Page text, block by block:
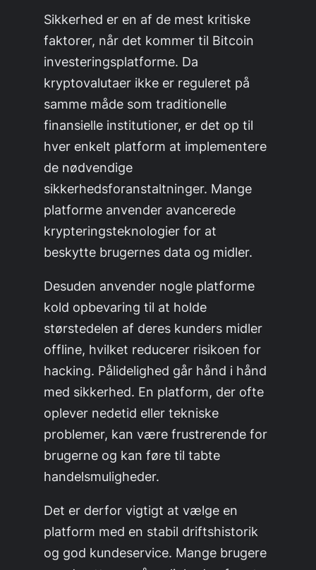
Sikkerhed er en af de mest kritiske
faktorer, når det kommer til Bitcoin
investeringsplatforme. Da
kryptovalutaer ikke er reguleret på
samme måde som traditionelle
finansielle institutioner, er det op til
hver enkelt platform at implementere
de nødvendige
sikkerhedsforanstaltninger. Mange
platforme anvender avancerede
krypteringsteknologier for at
beskytte brugernes data og midler.
Desuden anvender nogle platforme
kold opbevaring til at holde
størstedelen af deres kunders midler
offline, hvilket reducerer risikoen for
hacking. Pålidelighed går hånd i hånd
med sikkerhed. En platform, der ofte
oplever nedetid eller tekniske
problemer, kan være frustrerende for
brugerne og kan føre til tabte
handelsmuligheder.
Det er derfor vigtigt at vælge en
platform med en stabil driftshistorik
og god kundeservice. Mange brugere